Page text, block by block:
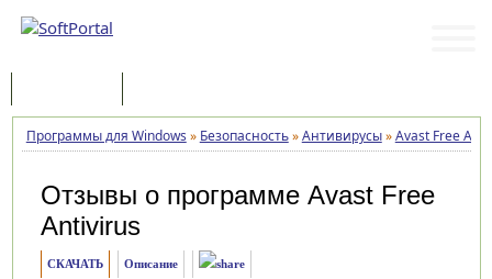
Программы для Windows » Безопасность»Антивирусы»Avast Free
Отзывы о программе Avast Free
Antivirus
СКАЧАТЬ Описание